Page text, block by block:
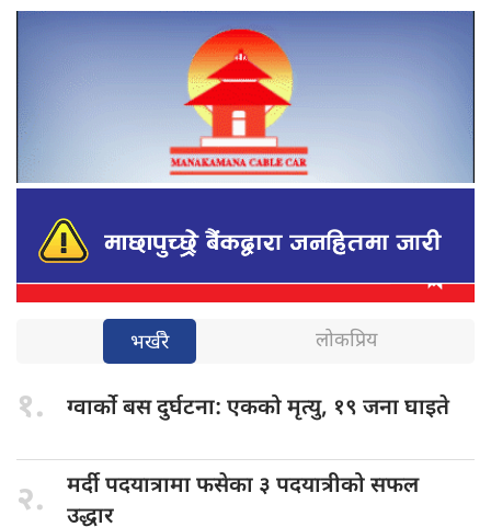
भर्खरै लोकप्रिय
१. ग्वार्को बसदुर्घटना: एकको मृत्यु, १९ जना घाइते
२. मर्दी पदयात्रामाफसेका ३ पदयात्रीको सफल
उद्धार